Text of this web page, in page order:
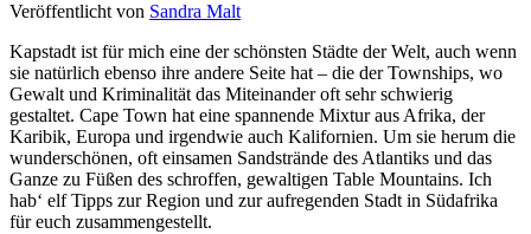
Veröffentlicht von Sandra Malt
Kapstadt ist für mich eine der schönsten Städte der Welt, auch wenn
sie natürlich ebenso ihre andere Seite hat – die der Townships, wo
Gewalt und Kriminalität das Miteinander oft sehr schwierig
gestaltet. Cape Town hat eine spannende Mixtur aus Afrika, der
Karibik, Europa und irgendwie auch Kalifornien. Um sie herum die
wunderschönen, oft einsamen Sandstrände des Atlantiks und das
Ganze zu Füßen des schroffen, gewaltigen Table Mountains. Ich
hab‘ elf Tipps zur Region und zur aufregenden Stadt in Südafrika
für euch zusammengestellt.